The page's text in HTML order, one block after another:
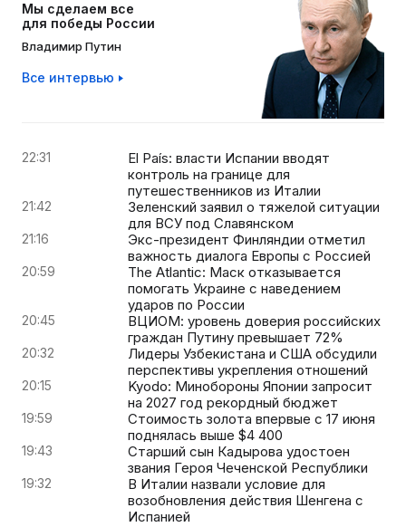
Мы сделаем все
для победы России
Владимир Путин
Все интервью
22:31
El País: власти Испании вводят
контроль на границе для
путешественников из Италии
21:42
Зеленский заявил о тяжелой ситуации
для ВСУ под Славянском
21:16
Экс-президент Финляндии отметил
важность диалога Европы с Россией
20:59
The Atlantic: Маск отказывается
помогать Украине с наведением
ударов по России
20:45
ВЦИОМ: уровень доверия российских
граждан Путину превышает 72%
20:32
Лидеры Узбекистана и США обсудили
перспективы укрепления отношений
20:15
Kyodo: Минобороны Японии запросит
на 2027 год рекордный бюджет
19:59
Стоимость золота впервые с 17 июня
поднялась выше $4 400
19:43
Старший сын Кадырова удостоен
звания Героя Чеченской Республики
19:32
В Италии назвали условие для
возобновления действия Шенгена с
Испанией